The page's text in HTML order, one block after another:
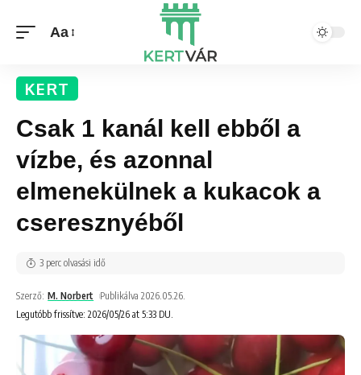
Aa
KERT
Csak 1 kanál kell ebből a
vízbe, és azonnal
elmenekülnek a kukacok a
cseresznyéből
Legutóbb frissítve: 2026/05/26 at 5:33 DU.
Szerző: M. Norbert Publikálva 2026.05.26.
3 perc olvasási idő